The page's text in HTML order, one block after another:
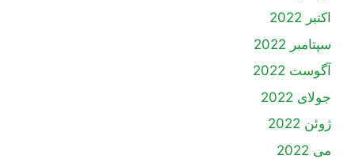
اکتبر 2022
سپتامبر 2022
آگوست 2022
جولای 2022
ژوئن 2022
می 2022